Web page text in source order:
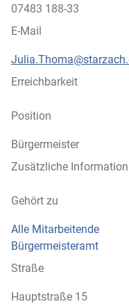
07483 188-33
E-Mail
Erreichbarkeit
Position
Bürgermeister
Zusätzliche Information
Gehört zu
Alle Mitarbeitende
Bürgermeisteramt
Straße
Hauptstraße 15